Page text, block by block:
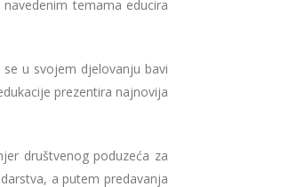
temama educira
u svojem djelovanju bavi
prezentira najnovija
društvenog poduzeća za
a putem predavanja